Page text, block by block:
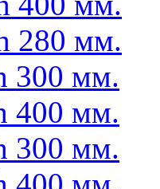
280 мм.
300 мм.
400 мм.
300 мм.